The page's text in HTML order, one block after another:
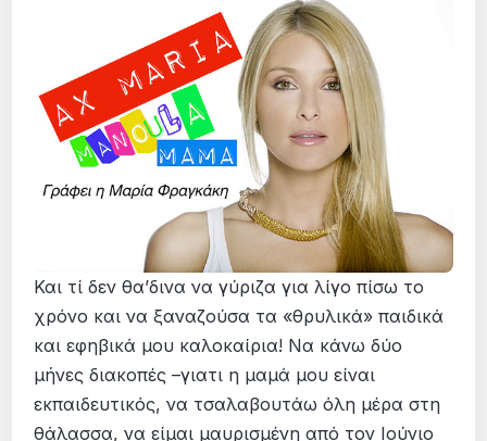
Και τί δεν θα’δινα να γύριζα για λίγο πίσω το
χρόνο και να ξαναζούσα τα «θρυλικά» παιδικά
και εφηβικά μου καλοκαίρια! Να κάνω δύο
μήνες διακοπές –γιατι η μαμά μου είναι
εκπαιδευτικός, να τσαλαβουτάω όλη μέρα στη
θάλασσα, να είμαι μαυρισμένη από τον Ιούνιο